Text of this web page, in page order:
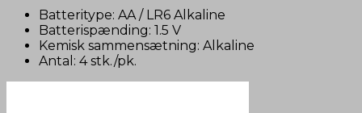
Batteritype: AA / LR6 Alkaline
Batterispænding: 1.5 V
Kemisk sammensætning: Alkaline
Antal: 4 stk./pk.